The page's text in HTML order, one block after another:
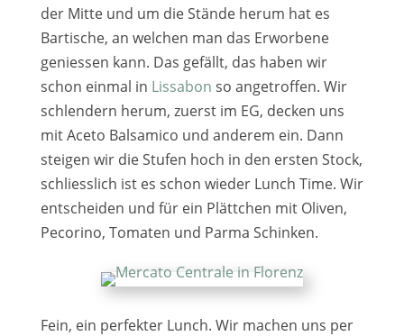
der Mitte und um die Stände her­um hat es
Bartische, an wel­chen man das Erworbene
genies­sen kann. Das gefällt, das haben wir
schon ein­mal in Lissabon so ange­trof­fen. Wir
schlen­dern her­um, zuerst im EG, decken uns
mit Aceto Balsamico und ande­rem ein. Dann
stei­gen wir die Stufen hoch in den ers­ten Stock,
schliess­lich ist es schon wie­der Lunch Time. Wir
ent­schei­den und für ein Plättchen mit Oliven,
Pecorino, Tomaten und Parma Schinken.
Fein, ein per­fek­ter Lunch. Wir machen uns per